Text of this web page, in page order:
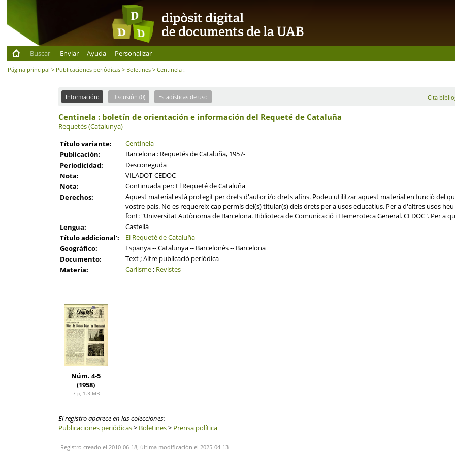
Buscar
Enviar Ayuda Personalizar
Página principal > Publicaciones periódicas > Boletines > Centinela :
Información: Discusión (0) Estadísticas de uso Cita
Centinela : boletín de orientación e información del Requeté de Cataluña
Requetés (Catalunya)
Título variante:
Centinela
Publicación:
Barcelona : Requetés de Cataluña, 1957-
Periodicidad:
Desconeguda
Nota:
VILADOT-CEDOC
Nota:
Continuada per: El Requeté de Cataluña
Derechos:
Aquest material està protegit per drets d'autor i/o drets afins. Podeu utilitzar aquest material en funció del
vostre país. No es requereix cap permís del(s) titular(s) dels drets per a usos educatius. Per a d'altres usos
font: "Universitat Autònoma de Barcelona. Biblioteca de Comunicació i Hemeroteca General. CEDOC". Per a
Lengua:
Castellà
Título addicional':
El Requeté de Cataluña
Geográfico:
Espanya -- Catalunya -- Barcelonès -- Barcelona
Documento:
Text ; Altre publicació periòdica
Materia:
Carlisme; Revistes
Núm. 4-5
(1958)
7 p, 1.3 MB
El registro aparece en las colecciones:
Publicaciones periódicas> Boletines> Prensa política
Registro creado el 2010-06-18, última modificación el 2025-04-13